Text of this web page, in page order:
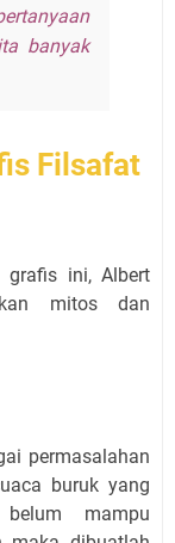
banyak
Filsafat
grafis ini, Albert
mitos dan
permasalahan
buruk yang
mampu